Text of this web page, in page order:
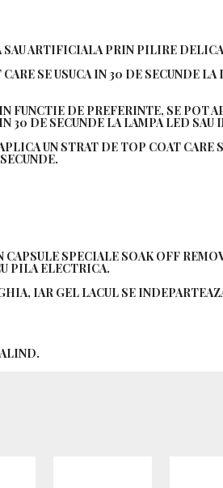
SAU ARTIFICIALA PRIN PILIRE
SE USUCA IN 30 DE SECUNDE
FUNCTIE DE PREFERINTE, SE POT
30 DE SECUNDE LA LAMPA LED SAU
UN STRAT DE TOP COAT CARE
SPECIALE SOAK OFF
PILA ELECTRICA.
IAR GEL LACUL SE